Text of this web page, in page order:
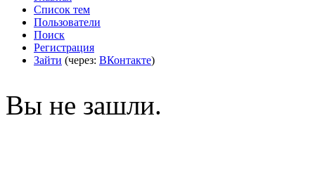
Список тем
Пользователи
Поиск
Регистрация
Зайти (через: ВКонтакте)
Вы не зашли.